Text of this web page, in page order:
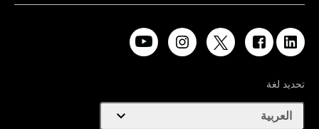
تحديد لغة
العربية expand_more